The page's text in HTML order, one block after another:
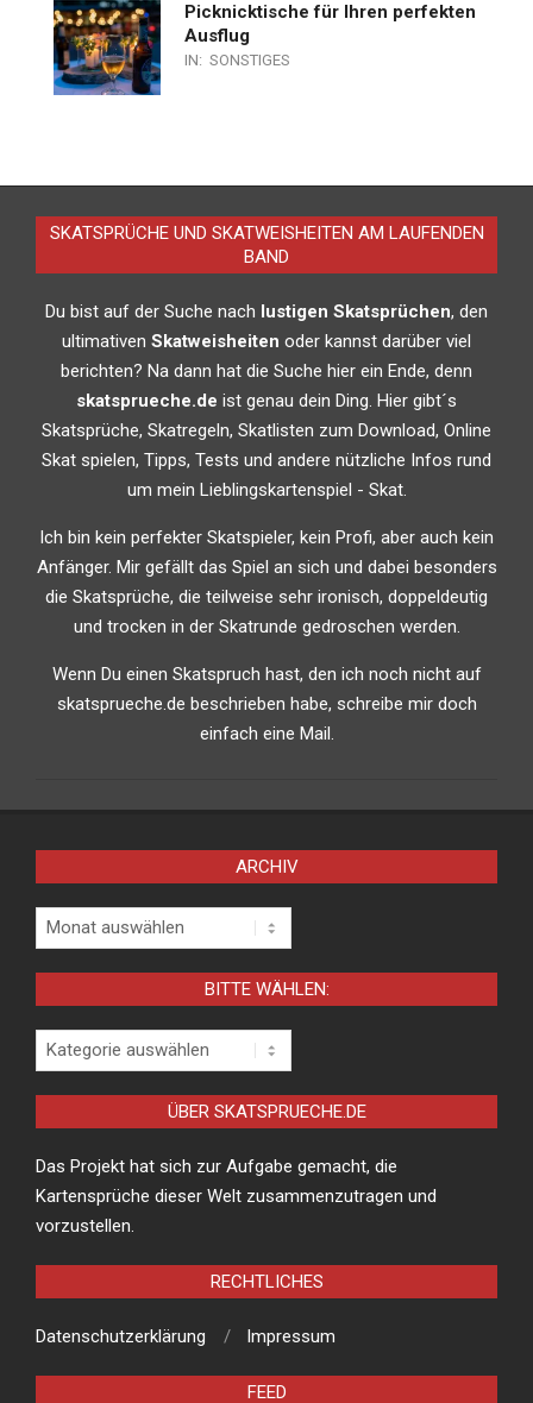
Picknicktische für Ihren perfekten
Ausflug
IN: SONSTIGES
SKATSPRÜCHE UND SKATWEISHEITEN AM LAUFENDEN
BAND
Du bist auf der Suche nach lustigen Skatsprüchen, den
ultimativen Skatweisheiten oder kannst darüber viel
berichten? Na dann hat die Suche hier ein Ende, denn
skatsprueche.de ist genau dein Ding. Hier gibt´s
Skatsprüche, Skatregeln, Skatlisten zum Download, Online
Skat spielen, Tipps, Tests und andere nützliche Infos rund
um mein Lieblingskartenspiel - Skat.
Ich bin kein perfekter Skatspieler, kein Profi, aber auch kein
Anfänger. Mir gefällt das Spiel an sich und dabei besonders
die Skatsprüche, die teilweise sehr ironisch, doppeldeutig
und trocken in der Skatrunde gedroschen werden.
Wenn Du einen Skatspruch hast, den ich noch nicht auf
skatsprueche.de beschrieben habe, schreibe mir doch
einfach eine Mail.
ARCHIV
Archiv
BITTE WÄHLEN:
Bitte
wählen:
ÜBER SKATSPRUECHE.DE
Das Projekt hat sich zur Aufgabe gemacht, die
Kartensprüche dieser Welt zusammenzutragen und
vorzustellen.
RECHTLICHES
Datenschutzerklärung Impressum
FEED